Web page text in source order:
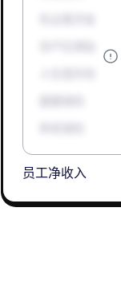
员工净收入